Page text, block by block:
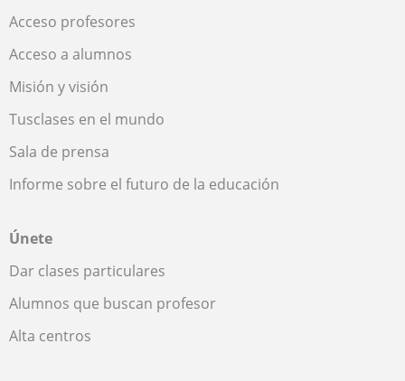
Acceso profesores
Acceso a alumnos
Misión y visión
Tusclases en el mundo
Sala de prensa
Informe sobre el futuro de la educación
Únete
Dar clases particulares
Alumnos que buscan profesor
Alta centros